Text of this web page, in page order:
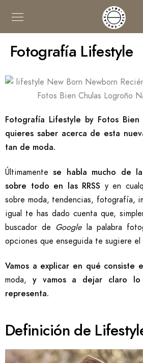
Fotografía Lifestyle
Fotografía Lifestyle by Fotos
quieres saber acerca de esta
tan de moda.
Últimamentese habla mucho de
sobre todo en las RRSS y en
sobre moda, tendencias, fotografía,
igual te has dado cuenta que,
buscador de Googlela palabra
opciones que enseguida te sugiere el
Vamos a explicar en qué consiste
moda, y vamos a dejar claro lo
representa.
Definición de